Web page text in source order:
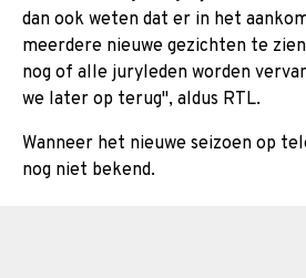
dan ook weten dat er in het
meerdere nieuwe gezichten te
nog of alle juryleden worden
we later op terug", aldus RTL.
Wanneer het nieuwe seizoen op
nog niet bekend.